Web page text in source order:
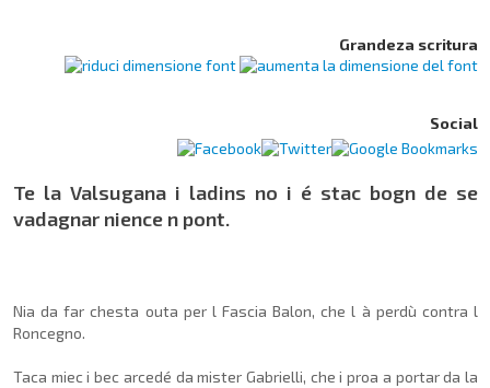
Grandeza scritura
Social
Te la Valsugana i ladins no i é stac bogn de se
vadagnar nience n pont.
Nia da far chesta outa per l Fascia Balon, che l à perdù contra l
Roncegno.
Taca miec i bec arcedé da mister Gabrielli, che i proa a portar da la